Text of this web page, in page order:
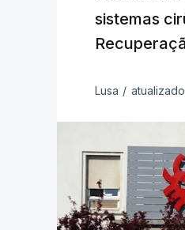
sistemas
Lusa /